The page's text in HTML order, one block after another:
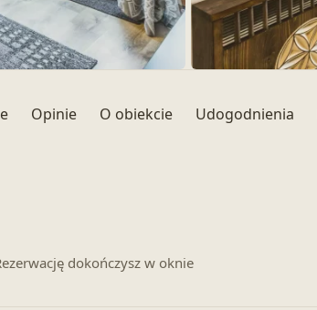
Opinie O obiekcie Udogodnienia
dokończysz w oknie